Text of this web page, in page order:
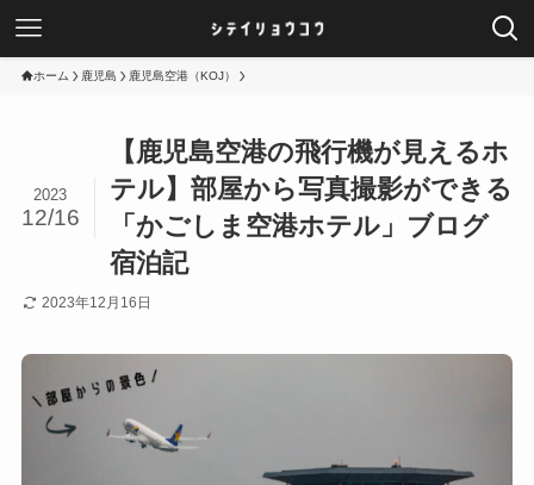
ホーム 鹿児島 鹿児島空港（KOJ）
【鹿児島空港の飛行機が見えるホ
テル】部屋から写真撮影ができる
「かごしま空港ホテル」ブログ
宿泊記
2023
12/16
2023年12月16日